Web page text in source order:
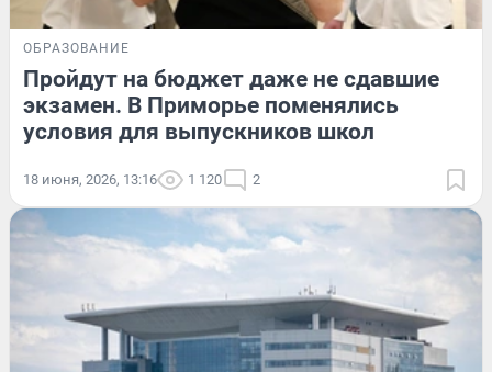
ОБРАЗОВАНИЕ
Пройдут на бюджет даже не сдавшие
экзамен. В Приморье поменялись
условия для выпускников школ
18 июня, 2026, 13:16 1 120 2